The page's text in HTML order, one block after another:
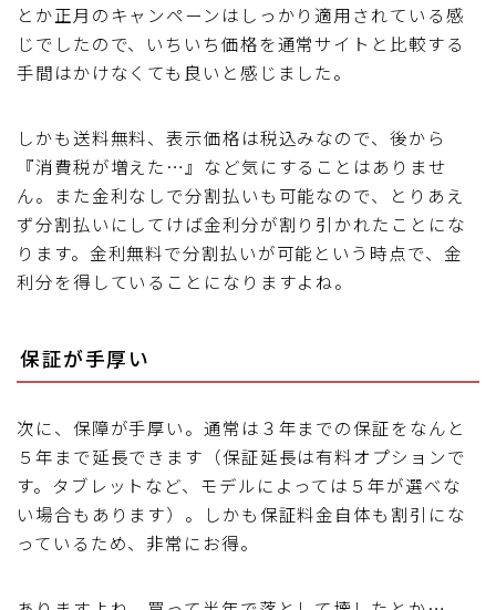
とか正月のキャンペーンはしっかり適用されている感
じでしたので、いちいち価格を通常サイトと比較する
手間はかけなくても良いと感じました。
しかも送料無料、表示価格は税込みなので、後から
『消費税が増えた…』など気にすることはありませ
ん。また金利なしで分割払いも可能なので、とりあえ
ず分割払いにしてけば金利分が割り引かれたことにな
ります。金利無料で分割払いが可能という時点で、金
利分を得していることになりますよね。
保証が手厚い
次に、保障が手厚い。通常は３年までの保証をなんと
５年まで延長できます（保証延長は有料オプションで
す。タブレットなど、モデルによっては５年が選べな
い場合もあります）。しかも保証料金自体も割引にな
っているため、非常にお得。